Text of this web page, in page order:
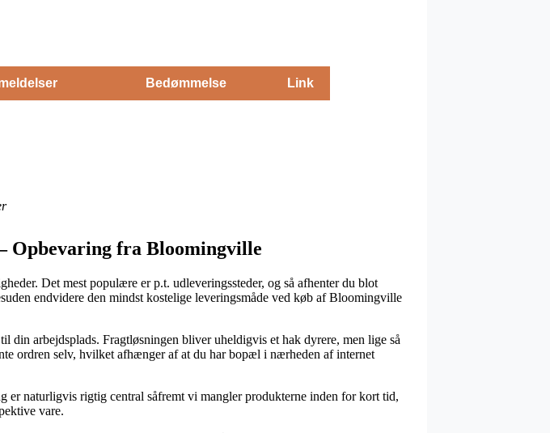
Bedømmelse Link
Opbevaring fra Bloomingville
Det mest populære er p.t. udleveringssteder, og så afhenter du blot
endvidere den mindst kostelige leveringsmåde ved køb af Bloomingville
arbejdsplads. Fragtløsningen bliver uheldigvis et hak dyrere, men lige så
ordren selv, hvilket afhænger af at du har bopæl i nærheden af internet
naturligvis rigtig central såfremt vi mangler produkterne inden for kort tid,
vare.